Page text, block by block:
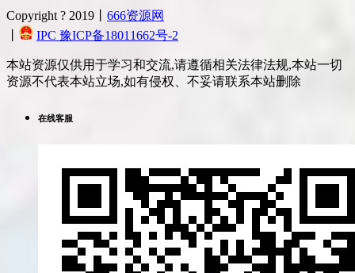
Copyright ? 2019丨 666资源网
IPC 豫ICP备18011662号-2
本站资源仅供用于学习和交流,请遵循相关法律法规,本站一切
资源不代表本站立场,如有侵权、不妥请联系本站删除
在线客服